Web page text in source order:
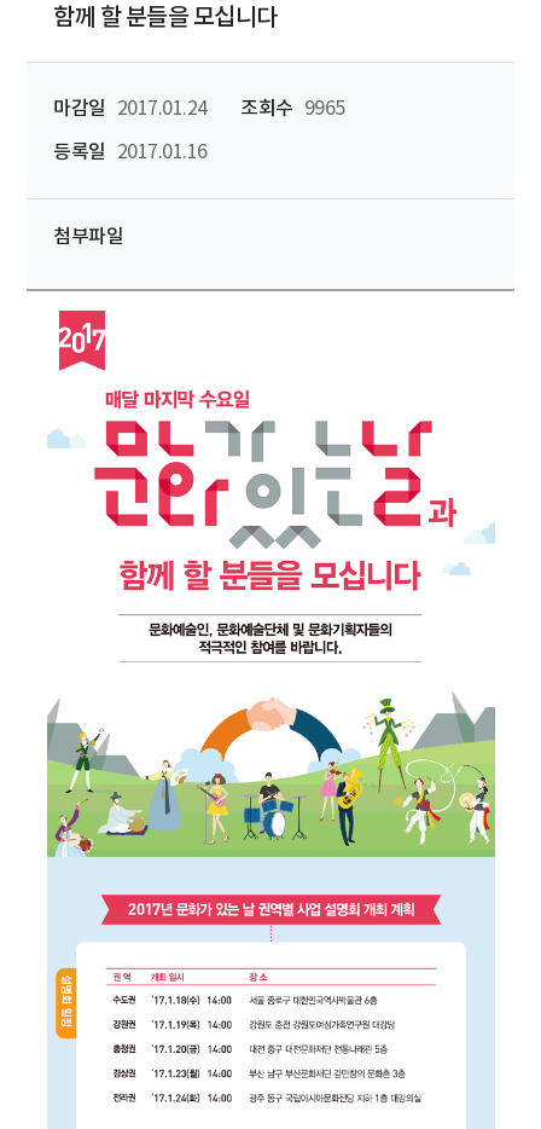
함께 할 분들을 모십니다
마감일 2017.01.24 조회수
9965
등록일
2017.01.16
첨부파일